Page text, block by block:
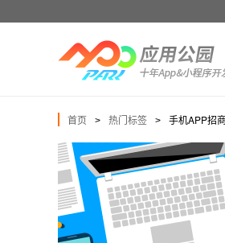
首页 > 热门标签 > 手机APP招